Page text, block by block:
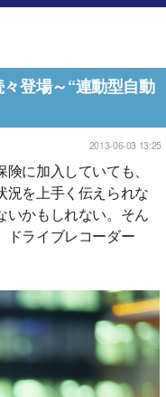
登場～“連動型自動
2013-06-03 13:25
に加入していても、
況を上手く伝えられな
いかもしれない。そん
ドライブレコーダー